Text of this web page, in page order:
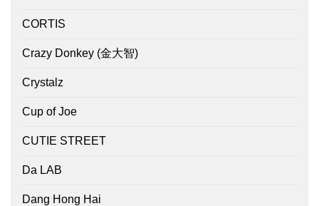
CORTIS
Crazy Donkey (金大智)
Crystalz
Cup of Joe
CUTIE STREET
Da LAB
Dang Hong Hai